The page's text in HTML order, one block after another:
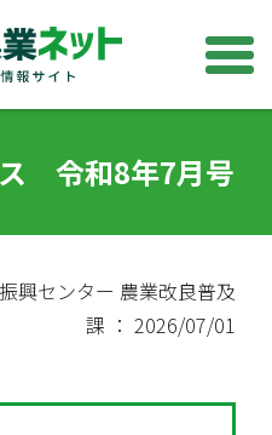
令和8年7月号
興センター 農業改良普及
課 ： 2026/07/01